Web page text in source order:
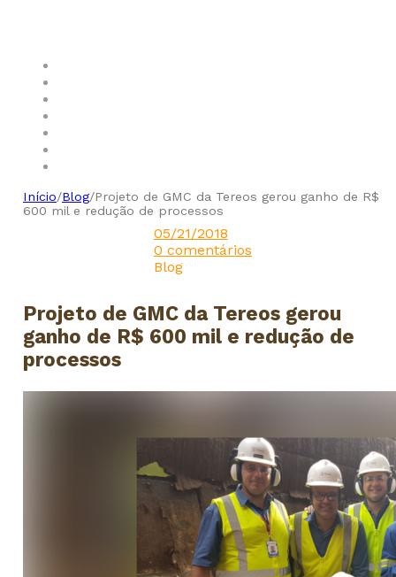
Início/Blog/Projeto de GMC da Tereos gerou ganho de R$
600 mil e redução de processos
05/21/2018
0 comentários
Blog
Projeto de GMC da Tereos gerou
ganho de R$ 600 mil e redução de
processos